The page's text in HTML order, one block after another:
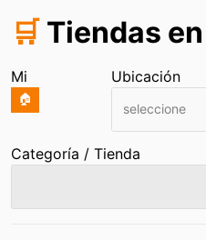
🛒 Tiendas
Mi
🏠
Ubicación
seleccione
Categoría / Tienda